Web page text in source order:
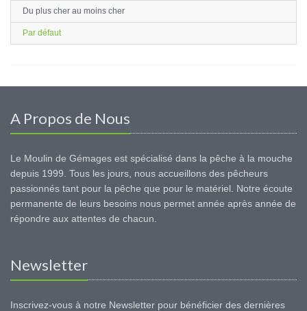
Du plus cher au moins cher
Par défaut
A Propos de Nous
Le Moulin de Gémages est spécialisé dans la pêche à la mouche
depuis 1999. Tous les jours, nous accueillons des pêcheurs
passionnés tant pour la pêche que pour le matériel. Notre écoute
permanente de leurs besoins nous permet année après année de
répondre aux attentes de chacun.
Newsletter
Inscrivez-vous à notre Newsletter pour bénéficier des dernières